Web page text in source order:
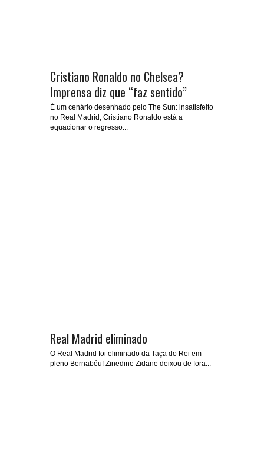
Cristiano Ronaldo no Chelsea?
Imprensa diz que “faz sentido”
É um cenário desenhado pelo The Sun: insatisfeito
no Real Madrid, Cristiano Ronaldo está a
equacionar o regresso...
Real Madrid eliminado
O Real Madrid foi eliminado da Taça do Rei em
pleno Bernabéu! Zinedine Zidane deixou de fora...